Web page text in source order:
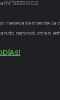
Nº5329002
necesariamente la
reproduzcan